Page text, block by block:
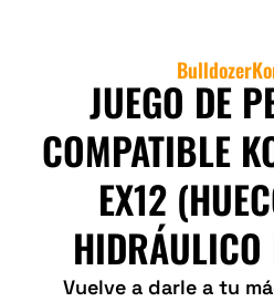
Bulldozer
JUEGO DE
COMPATIBLE
EX12
HIDRÁULICO
Vuelve a darle a tu